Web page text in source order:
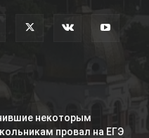
некоторым
провал на ЕГЭ